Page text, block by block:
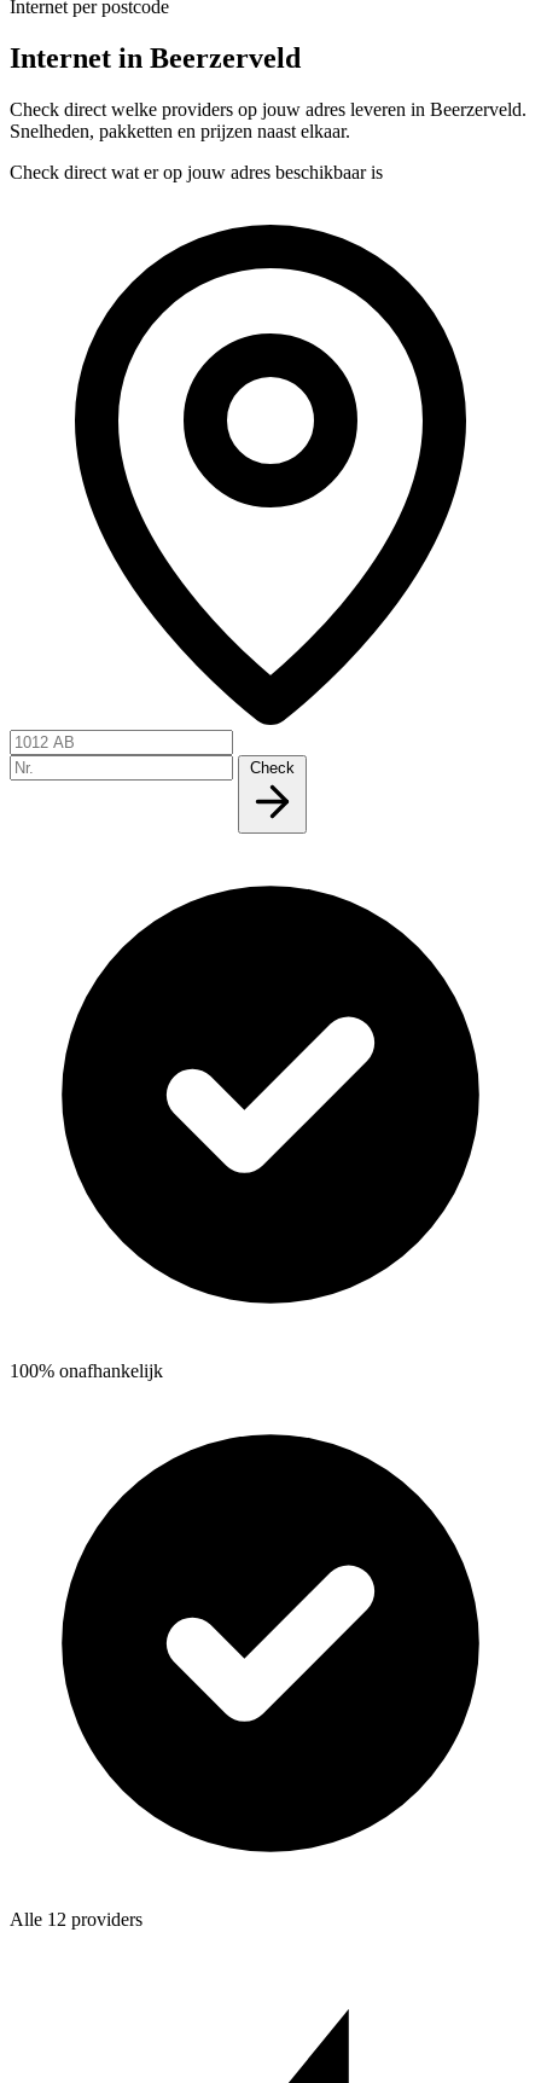
Internet per postcode
Internet in Beerzerveld
Check direct welke providers op jouw adres leveren in Beerzerveld.
Snelheden, pakketten en prijzen naast elkaar.
Check direct wat er op jouw adres beschikbaar is
Check
100% onafhankelijk
Alle 12 providers